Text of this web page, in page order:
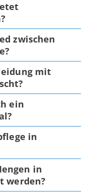
zwischen
mit
ein
in
in
werden?